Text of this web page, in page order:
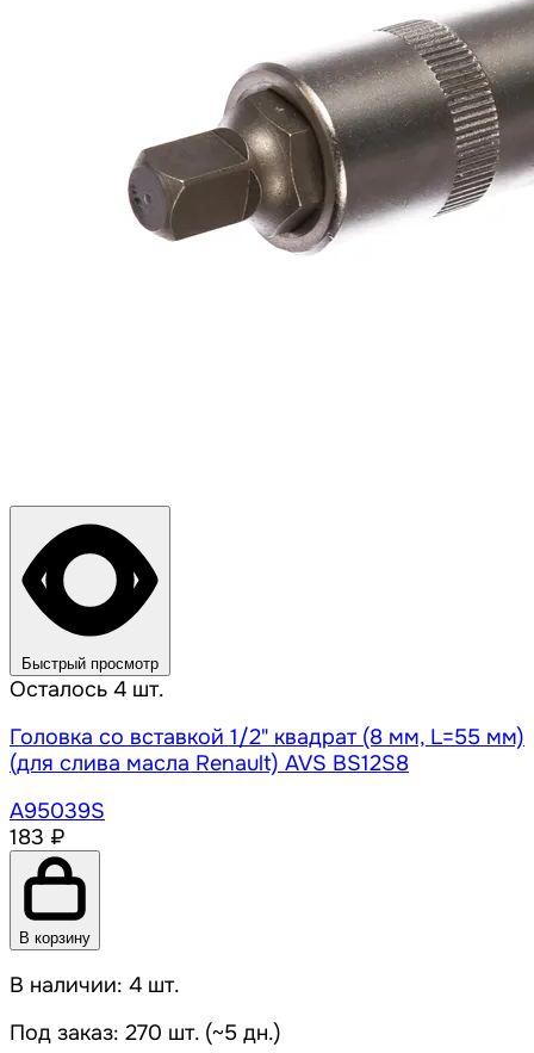
Быстрый просмотр
Осталось 4 шт.
Головка со вставкой 1/2" квадрат (8 мм, L=55 мм)
(для слива масла Renault) AVS BS12S8
A95039S
183 ₽
В корзину
В наличии: 4 шт.
Под заказ: 270 шт. (~5 дн.)